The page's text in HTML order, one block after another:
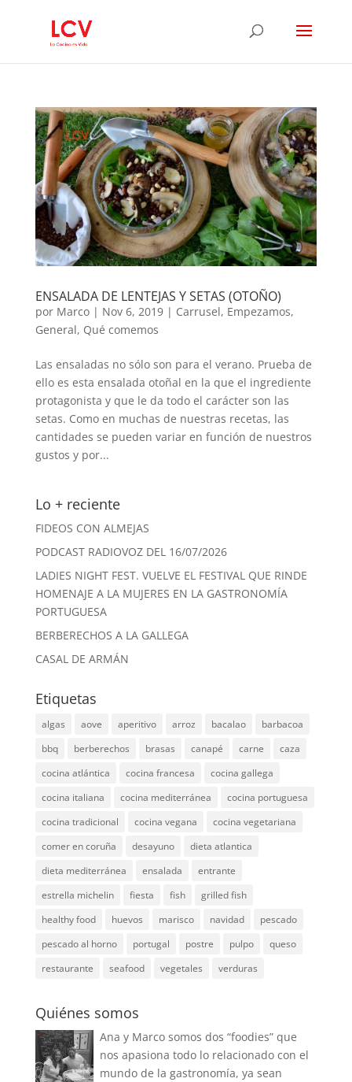
ENSALADA DE LENTEJAS Y SETAS (OTOÑO)
por Marco| Nov 6, 2019| Carrusel, Empezamos,
General, Qué comemos
Las ensaladas no sólo son para el verano. Prueba de
ello es esta ensalada otoñal en la que el ingrediente
protagonista y que le da todo el carácter son las
setas. Como en muchas de nuestras recetas, las
cantidades se pueden variar en función de nuestros
gustos y por...
Lo + reciente
FIDEOS CON ALMEJAS
PODCAST RADIOVOZ DEL 16/07/2026
LADIES NIGHT FEST. VUELVE EL FESTIVAL QUE RINDE
HOMENAJE A LA MUJERES EN LA GASTRONOMÍA
PORTUGUESA
BERBERECHOS A LA GALLEGA
CASAL DE ARMÁN
Etiquetas
algas aove aperitivo arroz bacalao
barbacoa
bbq
berberechos brasas canapé carne
caza
cocina atlántica
cocina francesa
cocina gallega
cocina italiana
cocina mediterránea
cocina portuguesa
cocina tradicional
cocina vegana
cocina vegetariana
comer en coruña
desayuno
dieta atlantica
dieta mediterránea
ensalada
entrante
estrella michelin
fiesta fish
grilled fish
healthy food
huevos marisco navidad
pescado
pescado al horno
portugal postre pulpo
queso
restaurante
seafood vegetales verduras
Quiénes somos
Ana y Marco somos dos “foodies” que
nos apasiona todo lo relacionado con el
mundo de la gastronomía, ya sean